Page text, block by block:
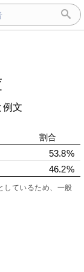
例文
割合
53.8%
46.2%
しているため、一般